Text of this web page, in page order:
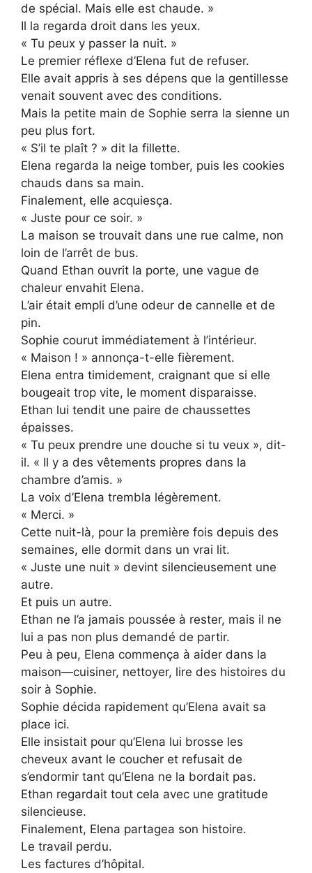
de spécial. Mais elle est chaude. »
Il la regarda droit dans les yeux.
« Tu peux y passer la nuit. »
Le premier réflexe d’Elena fut de refuser.
Elle avait appris à ses dépens que la gentillesse
venait souvent avec des conditions.
Mais la petite main de Sophie serra la sienne un
peu plus fort.
« S’il te plaît ? » dit la fillette.
Elena regarda la neige tomber, puis les cookies
chauds dans sa main.
Finalement, elle acquiesça.
« Juste pour ce soir. »
La maison se trouvait dans une rue calme, non
loin de l’arrêt de bus.
Quand Ethan ouvrit la porte, une vague de
chaleur envahit Elena.
L’air était empli d’une odeur de cannelle et de
pin.
Sophie courut immédiatement à l’intérieur.
« Maison ! » annonça-t-elle fièrement.
Elena entra timidement, craignant que si elle
bougeait trop vite, le moment disparaisse.
Ethan lui tendit une paire de chaussettes
épaisses.
« Tu peux prendre une douche si tu veux », dit-
il. « Il y a des vêtements propres dans la
chambre d’amis. »
La voix d’Elena trembla légèrement.
« Merci. »
Cette nuit-là, pour la première fois depuis des
semaines, elle dormit dans un vrai lit.
« Juste une nuit » devint silencieusement une
autre.
Et puis un autre.
Ethan ne l’a jamais poussée à rester, mais il ne
lui a pas non plus demandé de partir.
Peu à peu, Elena commença à aider dans la
maison—cuisiner, nettoyer, lire des histoires du
soir à Sophie.
Sophie décida rapidement qu’Elena avait sa
place ici.
Elle insistait pour qu’Elena lui brosse les
cheveux avant le coucher et refusait de
s’endormir tant qu’Elena ne la bordait pas.
Ethan regardait tout cela avec une gratitude
silencieuse.
Finalement, Elena partagea son histoire.
Le travail perdu.
Les factures d’hôpital.